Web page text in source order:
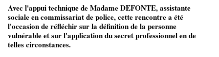
Avec l'appui technique de Madame DEFONTE, assistante
sociale en commissariat de police, cette rencontre a été
l'occasion de réfléchir sur la définition de la personne
vulnérable et sur l'application du secret professionnel en de
telles circonstances.